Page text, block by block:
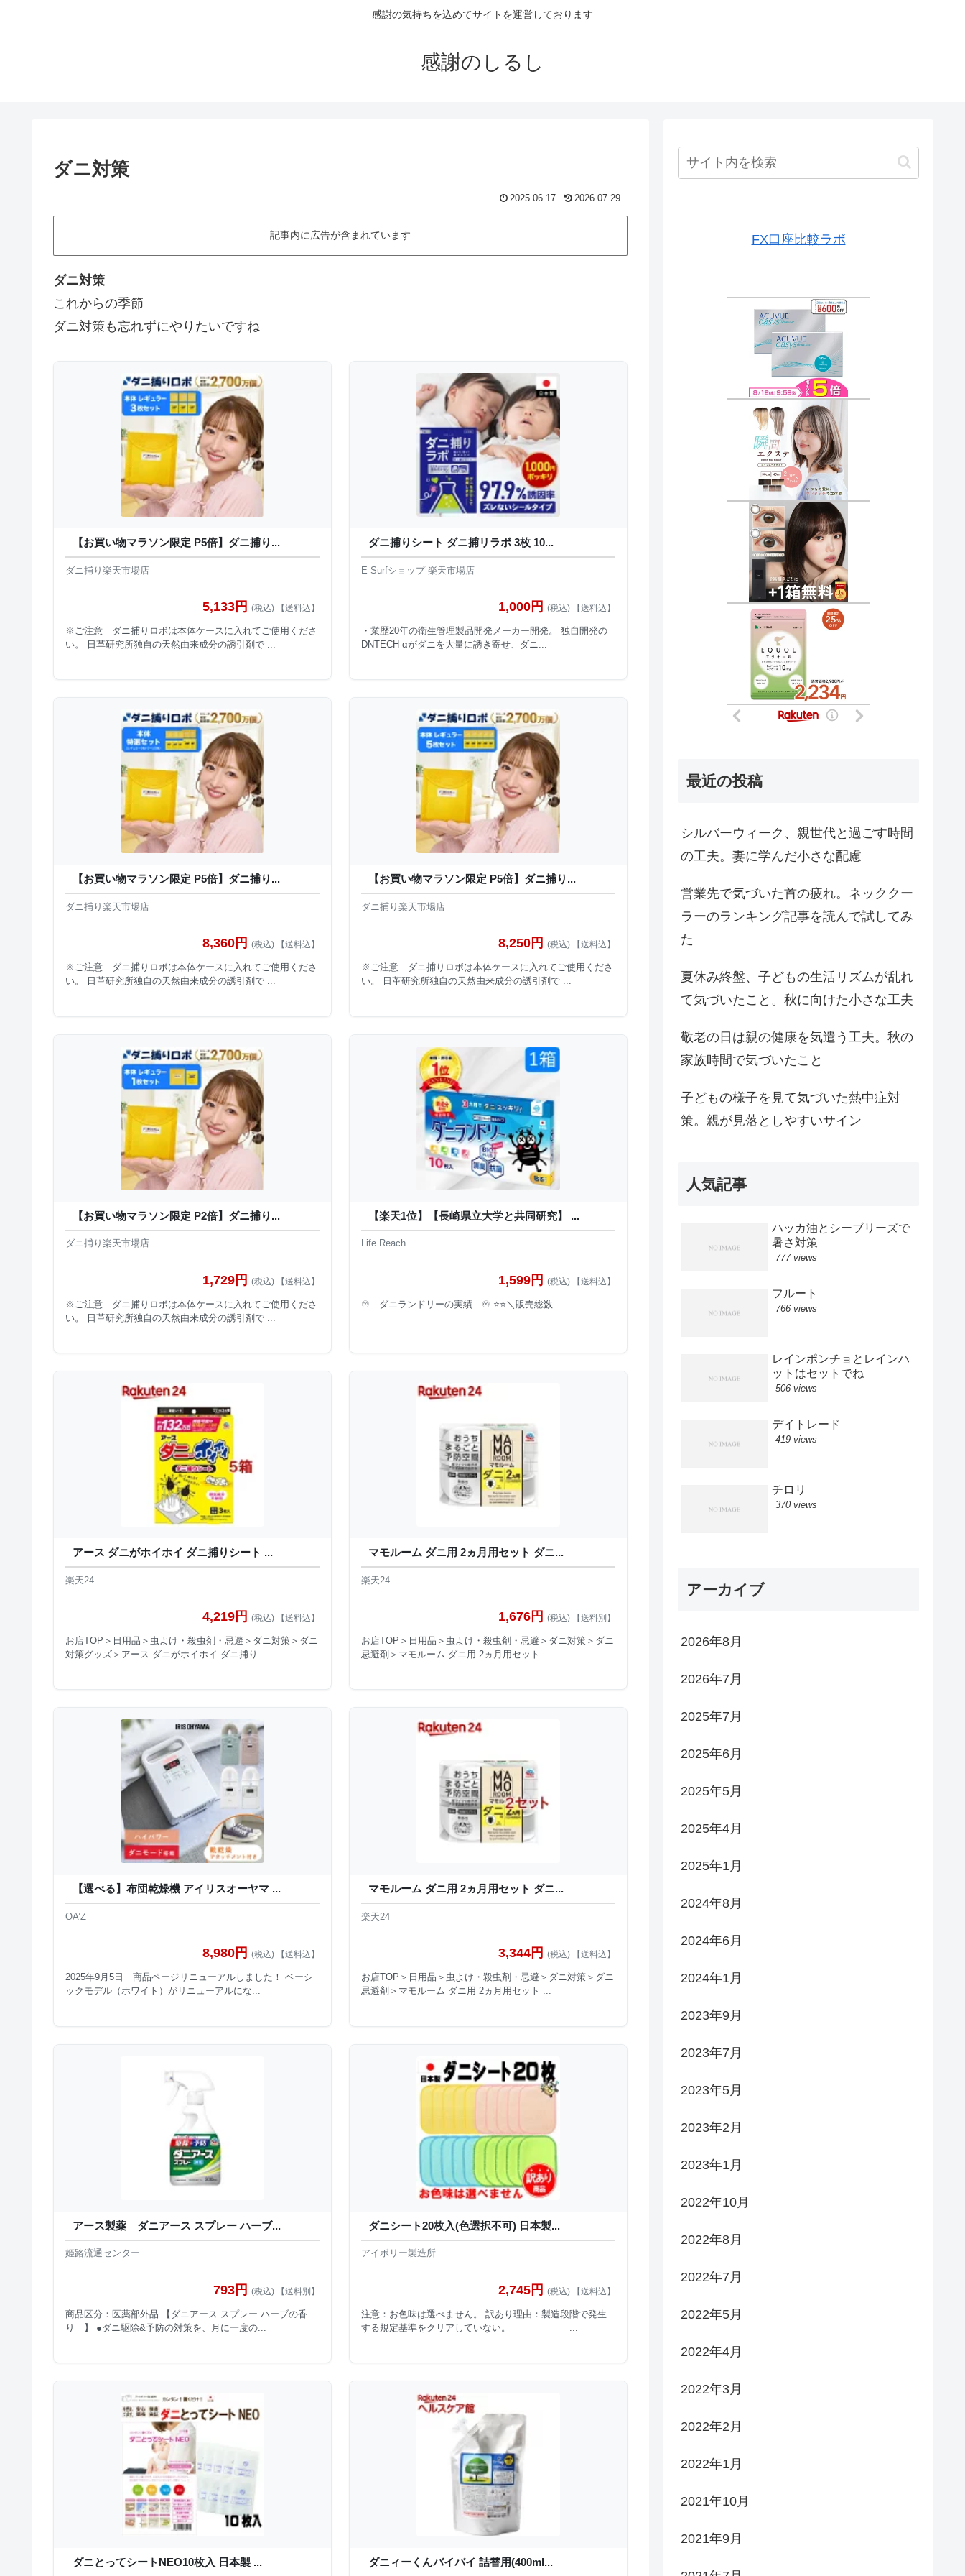
感謝の気持ちを込めてサイトを運営しております
感謝のしるし
ダニ対策
2025.06.17 2026.07.29
記事内に広告が含まれています
ダニ対策
これからの季節
ダニ対策も忘れずにやりたいですね
【お買い物マラソン限定 P5倍】ダニ捕り...
ダニ捕り楽天市場店
5,133円 (税込) 【送料込】
※ご注意 ダニ捕りロボは本体ケースに入れてご使用くださ
い。 日革研究所独自の天然由来成分の誘引剤で ...
ダニ捕りシート ダニ捕リラボ 3枚 10...
E-Surfショップ 楽天市場店
1,000円 (税込) 【送料込】
・業歴20年の衛生管理製品開発メーカー開発。 独自開発の
DNTECH-αがダニを大量に誘き寄せ、ダニ...
【お買い物マラソン限定 P5倍】ダニ捕り...
ダニ捕り楽天市場店
8,360円 (税込) 【送料込】
※ご注意 ダニ捕りロボは本体ケースに入れてご使用くださ
い。 日革研究所独自の天然由来成分の誘引剤で ...
【お買い物マラソン限定 P5倍】ダニ捕り...
ダニ捕り楽天市場店
8,250円 (税込) 【送料込】
※ご注意 ダニ捕りロボは本体ケースに入れてご使用くださ
い。 日革研究所独自の天然由来成分の誘引剤で ...
【お買い物マラソン限定 P2倍】ダニ捕り...
ダニ捕り楽天市場店
1,729円 (税込) 【送料込】
※ご注意 ダニ捕りロボは本体ケースに入れてご使用くださ
い。 日革研究所独自の天然由来成分の誘引剤で ...
【楽天1位】【長崎県立大学と共同研究】 ...
Life Reach
1,599円 (税込) 【送料込】
♾ ダニランドリーの実績 ♾ ⭐⭐＼販売総数...
アース ダニがホイホイ ダニ捕りシート ...
楽天24
4,219円 (税込) 【送料込】
お店TOP＞日用品＞虫よけ・殺虫剤・忌避＞ダニ対策＞ダニ
対策グッズ＞アース ダニがホイホイ ダニ捕り...
マモルーム ダニ用 2ヵ月用セット ダニ...
楽天24
1,676円 (税込) 【送料別】
お店TOP＞日用品＞虫よけ・殺虫剤・忌避＞ダニ対策＞ダニ
忌避剤＞マモルーム ダニ用 2ヵ月用セット ...
【選べる】布団乾燥機 アイリスオーヤマ ...
OA’Z
8,980円 (税込) 【送料込】
2025年9月5日 商品ページリニューアルしました！ ベーシ
ックモデル（ホワイト）がリニューアルにな...
マモルーム ダニ用 2ヵ月用セット ダニ...
楽天24
3,344円 (税込) 【送料込】
お店TOP＞日用品＞虫よけ・殺虫剤・忌避＞ダニ対策＞ダニ
忌避剤＞マモルーム ダニ用 2ヵ月用セット ...
アース製薬 ダニアース スプレー ハーブ...
姫路流通センター
793円 (税込) 【送料別】
商品区分：医薬部外品 【ダニアース スプレー ハーブの香
り 】 ●ダニ駆除&予防の対策を、月に一度の...
ダニシート20枚入(色選択不可) 日本製...
アイボリー製造所
2,745円 (税込) 【送料込】
注意：お色味は選べません。 訳あり理由：製造段階で発生
する規定基準をクリアしていない。 ...
ダニとってシートNEO10枚入 日本製 ... ダニィーくんバイバイ 詰替用(400ml...
FX口座比較ラボ
最近の投稿
シルバーウィーク、親世代と過ごす時間
の工夫。妻に学んだ小さな配慮
営業先で気づいた首の疲れ。ネッククー
ラーのランキング記事を読んで試してみ
た
夏休み終盤、子どもの生活リズムが乱れ
て気づいたこと。秋に向けた小さな工夫
敬老の日は親の健康を気遣う工夫。秋の
家族時間で気づいたこと
子どもの様子を見て気づいた熱中症対
策。親が見落としやすいサイン
人気記事
ハッカ油とシーブリーズで
暑さ対策
777 views
フルート
766 views
レインポンチョとレインハ
ットはセットでね
506 views
デイトレード
419 views
チロリ
370 views
アーカイブ
2026年8月
2026年7月
2025年7月
2025年6月
2025年5月
2025年4月
2025年1月
2024年8月
2024年6月
2024年1月
2023年9月
2023年7月
2023年5月
2023年2月
2023年1月
2022年10月
2022年8月
2022年7月
2022年5月
2022年4月
2022年3月
2022年2月
2022年1月
2021年10月
2021年9月